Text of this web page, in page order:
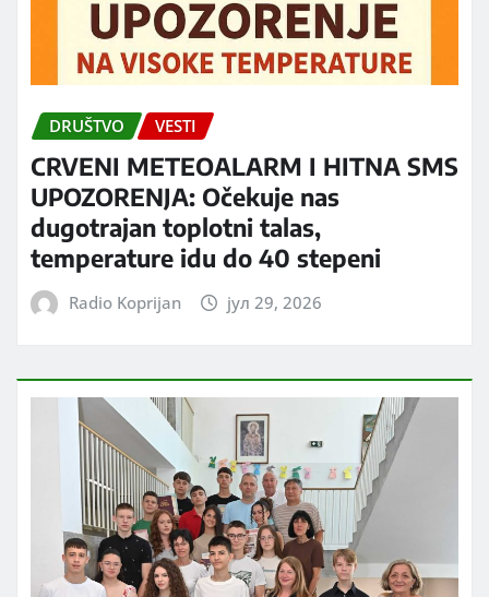
DRUŠTVO VESTI
CRVENI METEOALARM I HITNA SMS
UPOZORENJA: Očekuje nas
dugotrajan toplotni talas,
temperature idu do 40 stepeni
Radio Koprijan јул 29, 2026